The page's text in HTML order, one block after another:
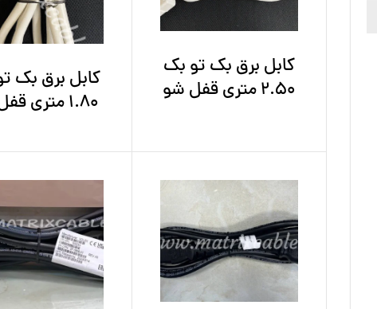
کابل برق بک تو بک
2.50 متری قفل شو
کابل برق بک
1.80 متری قفل شو